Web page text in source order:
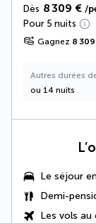
Dès 8 309 € /
Pour 5 nuits
Gagnez 8 309
Autres durées
ou 14 nuits
Le séjour
Demi-
Les vols